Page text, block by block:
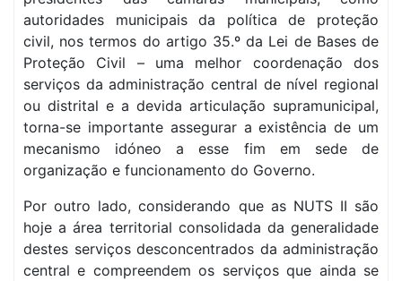
autoridades municipais da política de proteção
civil, nos termos do artigo 35.º da Lei de Bases de
Proteção Civil – uma melhor coordenação dos
serviços da administração central de nível regional
ou distrital e a devida articulação supramunicipal,
torna-se importante assegurar a existência de um
mecanismo idóneo a esse fim em sede de
organização e funcionamento do Governo.
Por outro lado, considerando que as NUTS II são
hoje a área territorial consolidada da generalidade
destes serviços desconcentrados da administração
central e compreendem os serviços que ainda se